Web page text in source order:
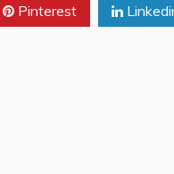
Pinterest